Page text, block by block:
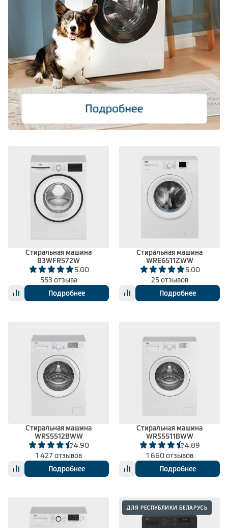
Стиральная машина
B3WFR572W
5.00
553 отзыва
Подробнее
Стиральная машина
WRE6511ZWW
5.00
25 отзывов
Подробнее
Стиральная машина
WRS5512BWW
4.90
1 427 отзывов
Подробнее
Стиральная машина
WRS5511BWW
4.89
1 660 отзывов
Подробнее
ДЛЯ РЕСПУБЛИКИ БЕЛАРУСЬ